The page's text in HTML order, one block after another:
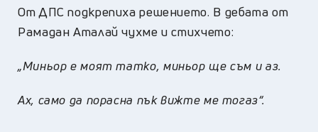
От ДПС подкрепиха решението. В дебата от
Рамадан Аталай чухме и стихчето:
„Миньор е моят татко, миньор ще съм и аз.
Ах, само да порасна пък вижте ме тогаз“.